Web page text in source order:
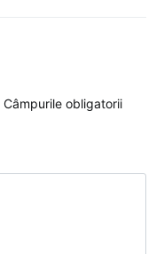
Câmpurile obligatorii